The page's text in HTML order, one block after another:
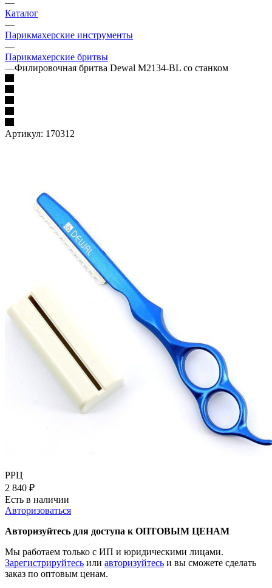
Каталог
—
Парикмахерские инструменты
—
Парикмахерские бритвы
—Филировочная бритва Dewal M2134-BL со станком
Артикул: 170312
РРЦ
2 840 ₽
Есть в наличии
Авторизоваться
Авторизуйтесь для доступа к ОПТОВЫМ ЦЕНАМ
Мы работаем только с ИП и юридическими лицами.
Зарегистрируйтесь или авторизуйтесь и вы сможете сделать
заказ по оптовым ценам.